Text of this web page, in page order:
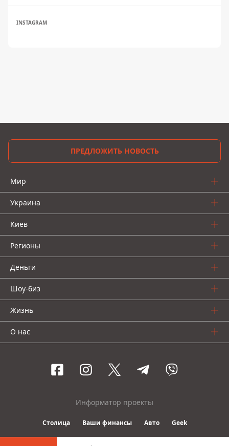
INSTAGRAM
ПРЕДЛОЖИТЬ НОВОСТЬ
Мир
Украина
Киев
Регионы
Деньги
Шоу-биз
Жизнь
О нас
Информатор проекты
Столица Ваши финансы Авто Geek